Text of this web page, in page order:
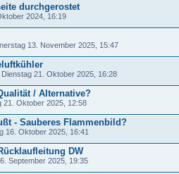
durchgerostet
2024, 16:19
13. November 2025, 15:47
21. Oktober 2025, 16:28
/ Alternative?
21. Oktober 2025, 12:58
- Sauberes Flammenbild?
16. Oktober 2025, 16:41
DW
September 2025, 19:35